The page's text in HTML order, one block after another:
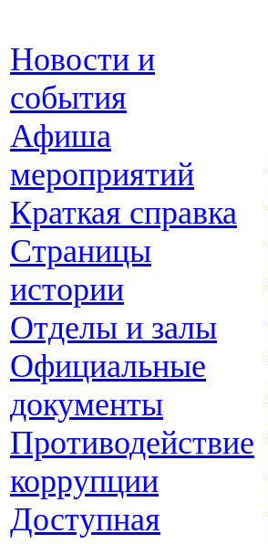
Новости и
события
Афиша
мероприятий
Краткая справка
Страницы
истории
Отделы и залы
Официальные
документы
Противодействие
коррупции
Доступная